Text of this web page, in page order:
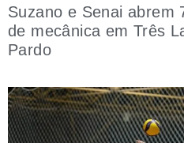
Suzano e Senai abrem
de mecânica em Três
Pardo